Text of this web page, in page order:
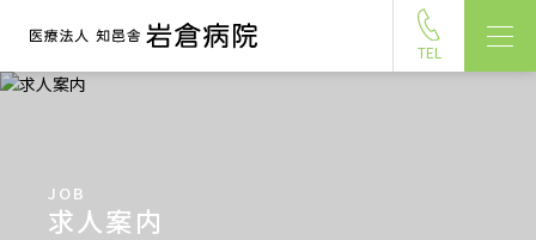
医療法人 知邑舎 岩倉病院 TEL メニ
JOB
求人案内